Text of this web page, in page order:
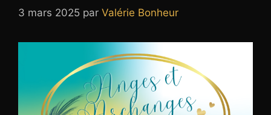
3 mars 2025 par Valérie Bonheur